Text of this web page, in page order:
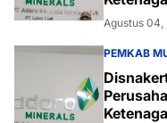
Agustus 04,
PEMKAB